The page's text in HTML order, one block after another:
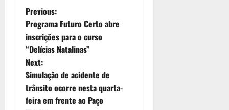
Previous:
Programa Futuro Certo abre
inscrições para o curso
“Delícias Natalinas”
Next:
Simulação de acidente de
trânsito ocorre nesta quarta-
feira em frente ao Paço